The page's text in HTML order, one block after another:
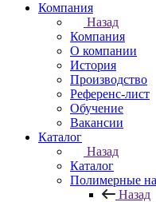
Компания
Назад
Компания
О компании
История
Производство
Референс-лист
Обучение
Вакансии
Каталог
Назад
Каталог
Полимерные
Назад